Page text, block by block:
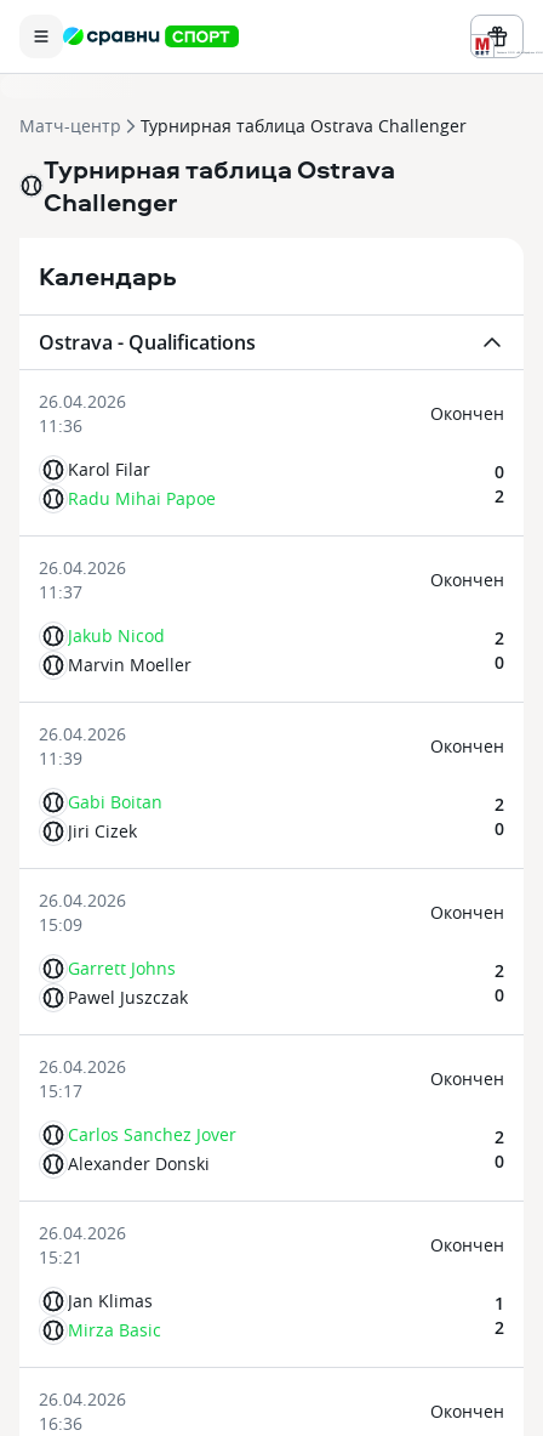
Реклама ООО «БК «Марафон» ИНН
Матч-центр Турнирная таблица Ostrava Challenger
Турнирная таблица Ostrava
Challenger
Календарь
Ostrava - Qualifications
26.04.2026
11:36
Karol Filar
Radu Mihai Papoe
Oкончен
0
2
26.04.2026
11:37
Jakub Nicod
Marvin Moeller
Oкончен
2
0
26.04.2026
11:39
Gabi Boitan
Jiri Cizek
Oкончен
2
0
26.04.2026
15:09
Garrett Johns
Pawel Juszczak
Oкончен
2
0
26.04.2026
15:17
Carlos Sanchez Jover
Alexander Donski
Oкончен
2
0
26.04.2026
15:21
Jan Klimas
Mirza Basic
Oкончен
1
2
26.04.2026
16:36
Oкончен